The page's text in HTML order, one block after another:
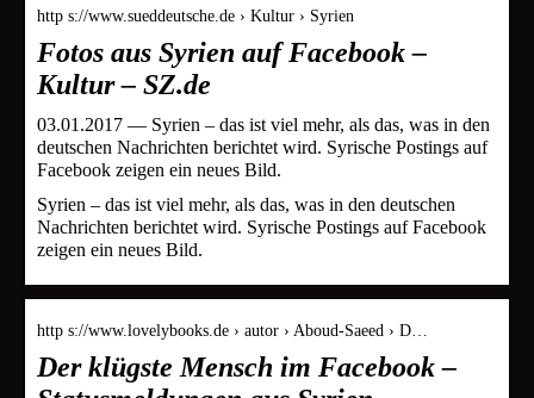
http s://www.sueddeutsche.de › Kultur › Syrien
Fotos aus Syrien auf Facebook –
Kultur – SZ.de
03.01.2017 — Syrien – das ist viel mehr, als das, was in den
deutschen Nachrichten berichtet wird. Syrische Postings auf
Facebook zeigen ein neues Bild.
Syrien – das ist viel mehr, als das, was in den deutschen
Nachrichten berichtet wird. Syrische Postings auf Facebook
zeigen ein neues Bild.
http s://www.lovelybooks.de › autor › Aboud-Saeed › D…
Der klügste Mensch im Facebook –